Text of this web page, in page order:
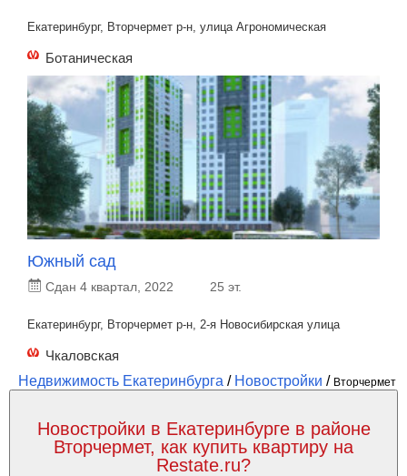
Екатеринбург, Вторчермет р-н, улица Агрономическая
Ботаническая
Южный сад
Сдан 4 квартал, 2022 25 эт.
Екатеринбург, Вторчермет р-н, 2-я Новосибирская улица
Чкаловская
Недвижимость Екатеринбурга / Новостройки / Вторчермет
Новостройки в Екатеринбурге в районе
Вторчермет, как купить квартиру на
Restate.ru?